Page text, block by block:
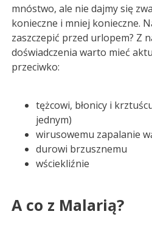
mnóstwo, ale nie dajmy się
konieczne i mniej konieczne.
zaszczepić przed urlopem? Z
doświadczenia warto mieć
przeciwko:
tężcowi, błonicy i
jednym)
wirusowemu zapalanie
durowi brzusznemu
wściekliźnie
A co z Malarią?